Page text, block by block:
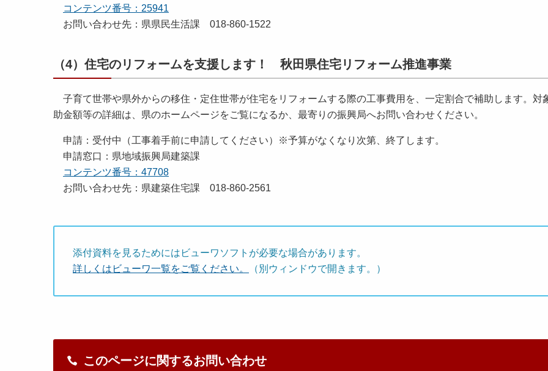
コンテンツ番号：25941
お問い合わせ先：県県民生活課 018-860-1522
（4）住宅のリフォームを支援します！ 秋田県住宅リフォーム推進事業
子育て世帯や県外からの移住・定住世帯が住宅をリフォームする際の工事費用を、一定割合で補助します。対
助金額等の詳細は、県のホームページをご覧になるか、最寄りの振興局へお問い合わせください。
申請：受付中（工事着手前に申請してください）※予算がなくなり次第、終了します。
申請窓口：県地域振興局建築課
コンテンツ番号：47708
お問い合わせ先：県建築住宅課 018-860-2561
添付資料を見るためにはビューワソフトが必要な場合があります。
詳しくはビューワ一覧をご覧ください。
（別ウィンドウで開きます。）
このページに関するお問い合わせ